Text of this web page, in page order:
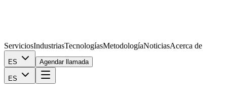
ServiciosIndustriasTecnologíasMetodologíaNoticiasAcerca de
ES Agendar llamada
ES